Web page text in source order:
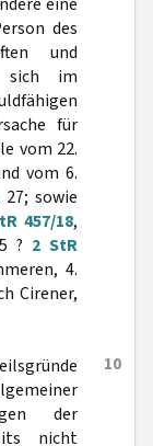
des
und
sich im
für
vom 22.
vom 6.
27; sowie
457/18,
? 2 StR
4.
Cirener,
10
der
nicht